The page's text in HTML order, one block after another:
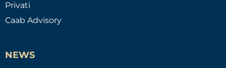
Privati
Caab Advisory
NEWS